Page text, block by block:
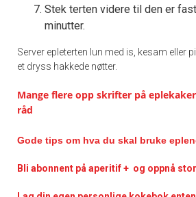
Stek terten videre til den er
minutter.
Server epleterten lun med is, kesam eller
et dryss hakkede nøtter.
Mange flere opp skrifter på
råd
Gode tips om hva du skal bruke
Bli abonnent på aperitif + og oppnå